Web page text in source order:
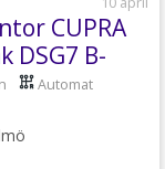
CUPRA
DSG7 B-
KESSY
Automat